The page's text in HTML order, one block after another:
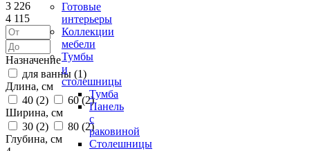
Готовые
интерьеры
Коллекции
мебели
Тумбы
и
столешницы
Тумба
Панель
с
раковиной
Столешницы
3 226
4 115
Назначение
для ванны (1)
Длина, см
40 (2) 60 (2)
Ширина, см
30 (2) 80 (2)
Глубина, см